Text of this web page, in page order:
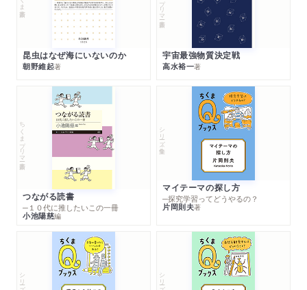
昆虫はなぜ海にいないのか
朝野維起著
宇宙最強物質決定戦
高水裕一著
ちくまプリマー新書
つながる読書
─１０代に推したいこの一冊
小池陽慈編
シリーズ・全集
マイテーマの探し方
─探究学習ってどうやるの？
片岡則夫著
シリーズ・全集 シリーズ・全集